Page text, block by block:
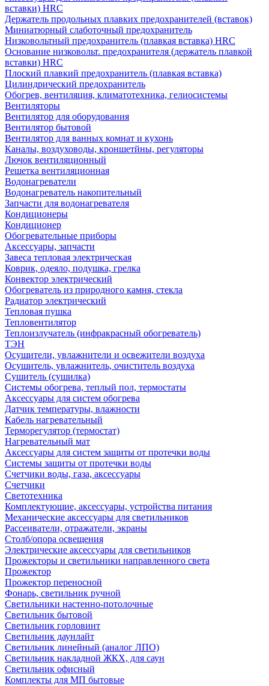
вставки) HRC
Держатель продольных плавких предохранителей (вставок)
Миниатюрный слаботочный предохранитель
Низковольтный предохранитель (плавкая вставка) HRC
Основание низковольт. предохранителя (держатель плавкой
вставки) HRC
Плоский плавкий предохранитель (плавкая вставка)
Цилиндрический предохранитель
Обогрев, вентиляция, климатотехника, гелиосистемы
Вентиляторы
Вентилятор для оборудования
Вентилятор бытовой
Вентилятор для ванных комнат и кухонь
Каналы, воздуховоды, кроншетйны, регуляторы
Лючок вентиляционный
Решетка вентиляционная
Водонагреватели
Водонагреватель накопительный
Запчасти для водонагревателя
Кондиционеры
Кондиционер
Обогревательные приборы
Аксессуары, запчасти
Завеса тепловая электрическая
Коврик, одеяло, подушка, грелка
Конвектор электрический
Обогреватель из природного камня, стекла
Радиатор электрический
Тепловая пушка
Тепловентилятор
Теплоизлучатель (инфракрасный обогреватель)
ТЭН
Осушители, увлажнители и освежители воздуха
Осушитель, увлажнитель, очиститель воздуха
Сушитель (сушилка)
Системы обогрева, теплый пол, термостаты
Аксессуары для систем обогрева
Датчик температуры, влажности
Кабель нагревательный
Терморегулятор (термостат)
Нагревательный мат
Аксессуары для систем защиты от протечки воды
Системы защиты от протечки воды
Счетчики воды, газа, аксессуары
Счетчики
Светотехника
Комплектующие, аксессуары, устройства питания
Механические аксессуары для светильников
Рассеиватели, отражатели, экраны
Столб/опора освещения
Электрические аксессуары для светильников
Прожекторы и светильники направленного света
Прожектор
Прожектор переносной
Фонарь, светильник ручной
Светильники настенно-потолочные
Светильник бытовой
Светильник горловинт
Светильник даунлайт
Светильник линейный (аналог ЛПО)
Светильник накладной ЖКХ, для саун
Светильник офисный
Комплекты для МП бытовые